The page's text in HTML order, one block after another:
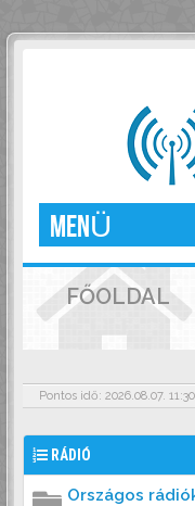
MENÜ
FŐOLDAL
Pontos idő: 2026.08.07. 11:30
RÁDIÓ
Országos